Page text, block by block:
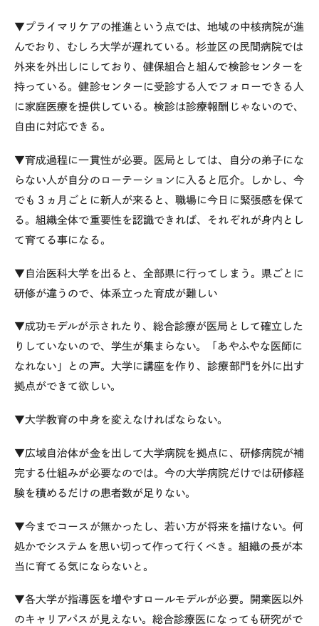
▼プライマリケアの推進という点では、地域の中核病院が進
んでおり、むしろ大学が遅れている。杉並区の民間病院では
外来を外出しにしており、健保組合と組んで検診センターを
持っている。健診センターに受診する人でフォローできる人
に家庭医療を提供している。検診は診療報酬じゃないので、
自由に対応できる。
▼育成過程に一貫性が必要。医局としては、自分の弟子にな
らない人が自分のローテーションに入ると厄介。しかし、今
でも３ヵ月ごとに新人が来ると、職場に今日に緊張感を保て
る。組織全体で重要性を認識できれば、それぞれが身内とし
て育てる事になる。
▼自治医科大学を出ると、全部県に行ってしまう。県ごとに
研修が違うので、体系立った育成が難しい
▼成功モデルが示されたり、総合診療が医局として確立した
りしていないので、学生が集まらない。「あやふやな医師に
なれない」との声。大学に講座を作り、診療部門を外に出す
拠点ができて欲しい。
▼大学教育の中身を変えなければならない。
▼広域自治体が金を出して大学病院を拠点に、研修病院が補
完する仕組みが必要なのでは。今の大学病院だけでは研修経
験を積めるだけの患者数が足りない。
▼今までコースが無かったし、若い方が将来を描けない。何
処かでシステムを思い切って作って行くべき。組織の長が本
当に育てる気にならないと。
▼各大学が指導医を増やすロールモデルが必要。開業医以外
のキャリアパスが見えない。総合診療医になっても研究がで